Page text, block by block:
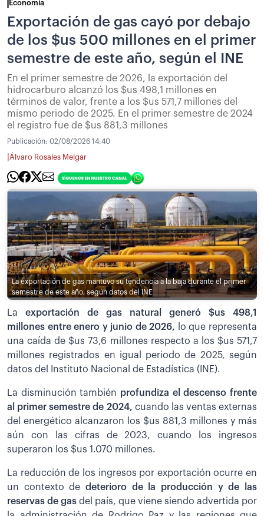
Economía
Exportación de gas cayó por debajo
de los $us 500 millones en el primer
semestre de este año, según el INE
En el primer semestre de 2026, la exportación del
hidrocarburo alcanzó los $us 498,1 millones en
términos de valor, frente a los $us 571,7 millones del
mismo periodo de 2025. En el primer semestre de 2024
el registro fue de $us 881,3 millones
Publicación: 02/08/2026 14:40
Álvaro Rosales Melgar
La exportación de gas mantuvo su tendencia a la baja durante el primer
semestre de este año, según datos del INE
La exportación de gas natural generó $us 498,1
millones entre enero y junio de 2026,
lo que representa
una caída de $us 73,6 millones respecto a los $us 571,7
millones registrados en igual periodo de 2025, según
datos del Instituto Nacional de Estadística (INE).
La disminución también profundiza el descenso frente
al primer semestre de 2024, cuando las ventas externas
del energético alcanzaron los $us 881,3 millones y más
aún con las cifras de 2023, cuando los ingresos
superaron los $us 1.070 millones.
La reducción de los ingresos por exportación ocurre en
un contexto de deterioro de la producción y de las
reservas de gas del país, que viene siendo advertida por